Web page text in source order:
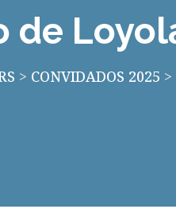
de
> CONVIDADOS 2025 >